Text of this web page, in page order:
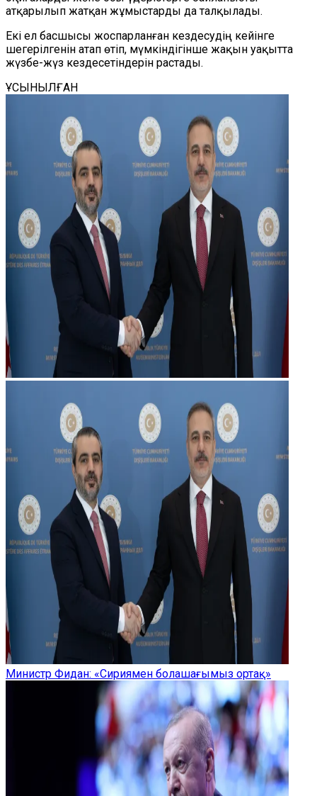
атқарылып жатқан жұмыстарды да талқылады.
Екі ел басшысы жоспарланған кездесудің кейінге
шегерілгенін атап өтіп, мүмкіндігінше жақын уақытта
жүзбе-жүз кездесетіндерін растады.
ҰСЫНЫЛҒАН
Министр Фидан: «Сириямен болашағымыз ортақ»